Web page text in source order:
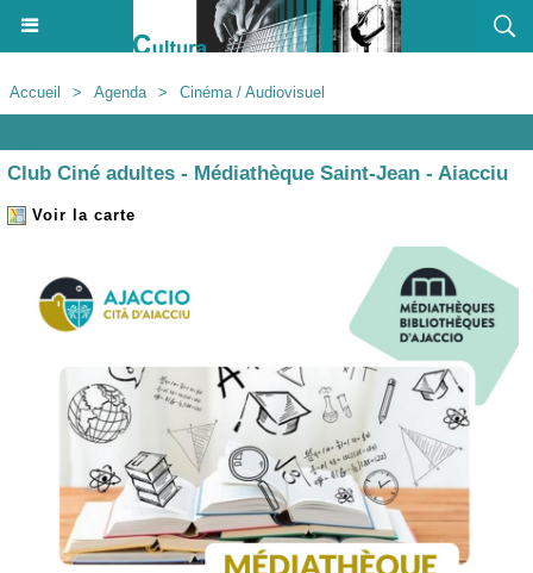
Accueil > Agenda > Cinéma / Audiovisuel
Club Ciné adultes - Médiathèque Saint-Jean - Aiacciu
Voir la carte